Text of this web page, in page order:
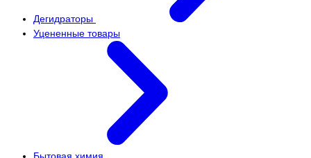
Дегидраторы
Уцененные товары
Бытовая химия